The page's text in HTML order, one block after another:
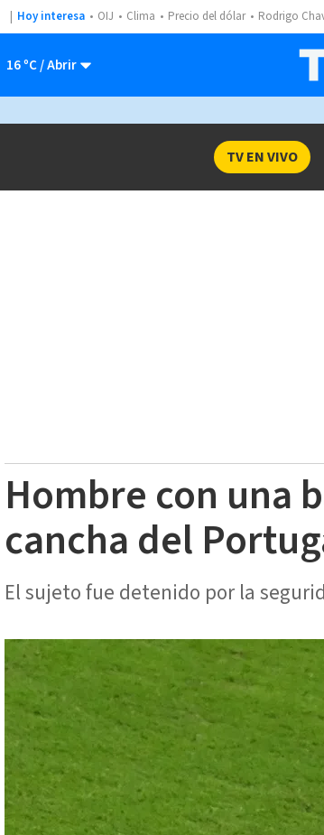
Hoy interesa OIJ Clima Precio del dólar Rodrigo
16 ºC
TV EN VIVO
Hombre con una
cancha del
El sujeto fue detenido por la